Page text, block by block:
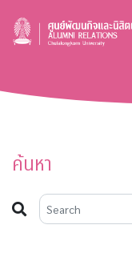
ค้นหา